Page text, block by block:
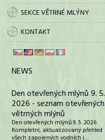
SEKCE VĚTRNÉ MLÝNY
KONTAKT
NEWS
Den otevřených mlýnů 9. 5.
2026 - seznam otevřených
větrných mlýnů
Den otevřených mlýnů 9. 5. 2026
Kompletní, aktualizovaný přehled
všech zapojených vodních i…